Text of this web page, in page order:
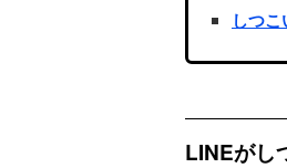
しつ
LINEがし